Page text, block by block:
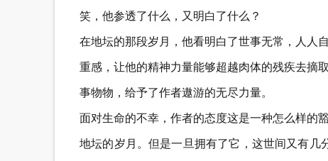
笑，他参透了什么，又明白了什么？
在地坛的那段岁月，他看明白了世事无常，人人
重感，让他的精神力量能够超越肉体的残疾去摘
事物物，给予了作者遨游的无尽力量。
面对生命的不幸，作者的态度这是一种怎么样的
地坛的岁月。但是一旦拥有了它，这世间又有几